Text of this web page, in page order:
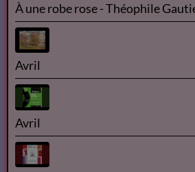
À une robe rose - Théophile
Avril
Avril